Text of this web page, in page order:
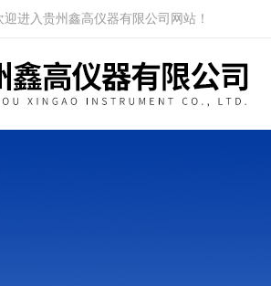
迎进入贵州鑫高仪器有限公司网站！